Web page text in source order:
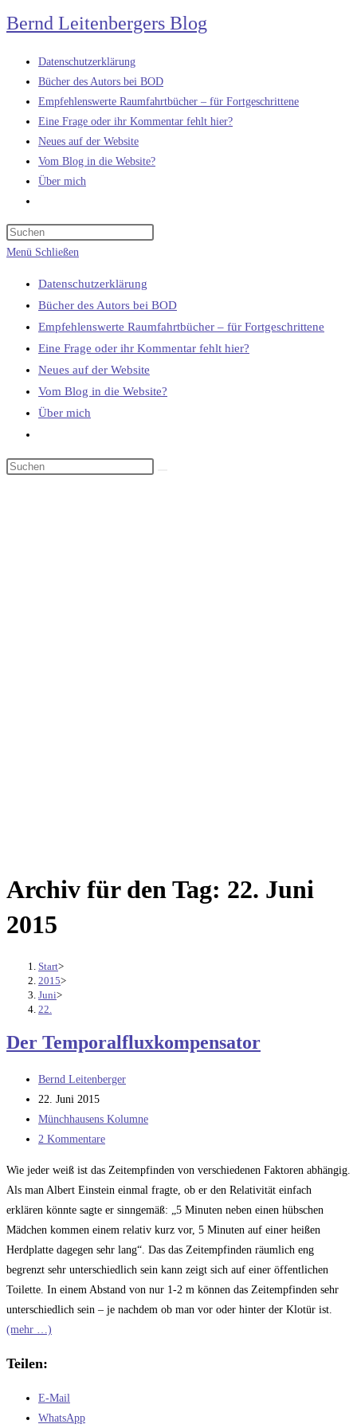
Zum
Inhalt
springen
Bernd Leitenbergers Blog
Datenschutzerklärung
Bücher des Autors bei BOD
Empfehlenswerte Raumfahrtbücher – für Fortgeschrittene
Eine Frage oder ihr Kommentar fehlt hier?
Neues auf der Website
Vom Blog in die Website?
Über mich
umschalten
Menü Schließen
Datenschutzerklärung
Bücher des Autors bei BOD
Empfehlenswerte Raumfahrtbücher – für Fortgeschrittene
Eine Frage oder ihr Kommentar fehlt hier?
Neues auf der Website
Vom Blog in die Website?
Über mich
umschalten
Archiv für den Tag: 22. Juni
2015
Start>
2015>
Juni>
22.
Der Temporalfluxkompensator
Beitrags-
Autor:
Bernd Leitenberger
Beitrag
veröffentlicht:
22. Juni 2015
Beitrags-
Kategorie:
Münchhausens Kolumne
Beitrags-
2 Kommentare
Wie jeder weiß ist das Zeitempfinden von verschiedenen Faktoren abhängig.
Als man Albert Einstein einmal fragte, ob er den Relativität einfach
erklären könnte sagte er sinngemäß: „5 Minuten neben einen hübschen
Mädchen kommen einem relativ kurz vor, 5 Minuten auf einer heißen
Herdplatte dagegen sehr lang“. Das das Zeitempfinden räumlich eng
begrenzt sehr unterschiedlich sein kann zeigt sich auf einer öffentlichen
Toilette. In einem Abstand von nur 1-2 m können das Zeitempfinden sehr
unterschiedlich sein – je nachdem ob man vor oder hinter der Klotür ist.
(mehr …)
Teilen:
E-Mail
WhatsApp